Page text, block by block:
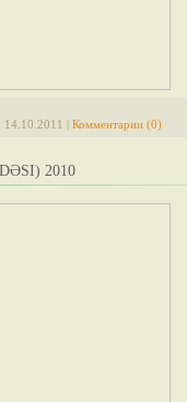
14.10.2011 | Комментарии (0)
2010